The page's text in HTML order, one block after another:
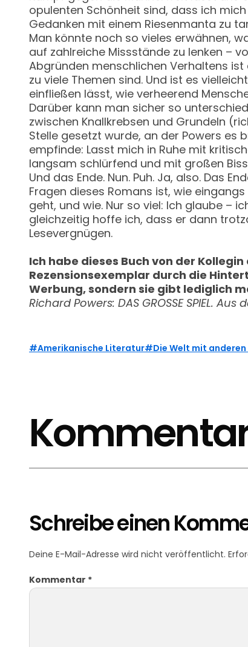
opulenten Schönheit sind, dass ich
Gedanken mit einem Riesenmanta zu
Man könnte noch so vieles erwähnen,
auf zahlreiche Missstände zu lenken –
Abgründen menschlichen Verhaltens
zu viele Themen sind. Und ist es
einfließen lässt, wie verheerend
Darüber kann man sicher so
zwischen Knallkrebsen und Grundeln
Stelle gesetzt wurde, an der Powers es
empfinde: Lasst mich in Ruhe mit
langsam schlürfend und mit großen
Und das Ende. Nun. Puh. Ja, also. Das
Fragen dieses Romans ist, wie
geht, und wie. Nur so viel: Ich glaube –
gleichzeitig hoffe ich, dass er dann
Lesevergnügen.
Ich habe dieses Buch von der
Rezensionsexemplar durch die
Werbung, sondern sie gibt lediglich
Richard Powers: DAS GROSSE SPIEL.
Amerikanische Literatur Die Welt mit anderen
Schreibe einen
Deine E-Mail-Adresse wird nicht veröffentlicht.
Kommentar *